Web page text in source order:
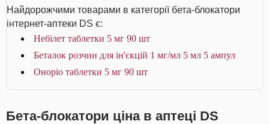
Найдорожчими товарами в категорії бета-блокатори
інтернет-аптеки DS є:
Небілет таблетки 5 мг 90 шт
Беталок розчин для ін'єкцій 1 мг/мл 5 мл 5 ампул
Оноріо таблетки 5 мг 90 шт
Бета-блокатори ціна в аптеці DS